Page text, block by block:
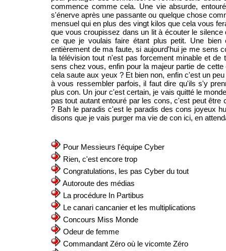
commence comme cela. Une vie absurde,
s'énerve après une passante ou quelque chose
mensuel qui en plus des vingt kilos que cela vous
que vous croupissez dans un lit à écouter le
ce que je voulais faire étant plus petit. Une
entièrement de ma faute, si aujourd'hui je me sens
la télévision tout n'est pas forcement minable et
sens chez vous, enfin pour la majeur partie de
cela saute aux yeux ? Et bien non, enfin c'est un
à vous ressembler parfois, il faut dire qu'ils s'y
plus con. Un jour c'est certain, je vais quitté le
pas tout autant entouré par les cons, c'est peut
? Bah le paradis c'est le paradis des cons joyeux
disons que je vais purger ma vie de con ici, en
Pour Messieurs l'équipe Cyber
Rien, c'est encore trop
Congratulations, les pas Cyber du tout
Autoroute des médias
La procédure In Partibus
Le canari cancanier et les multiplications
Concours Miss Monde
Odeur de femme
Commandant Zéro où le vicomte Zéro